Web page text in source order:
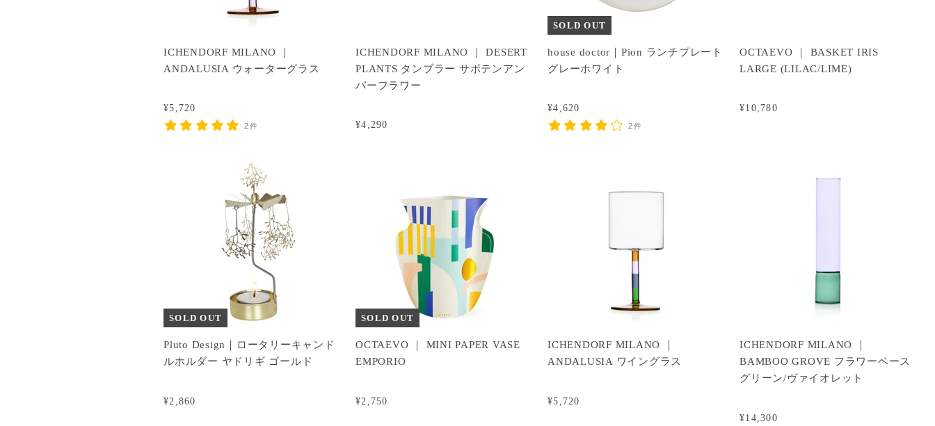
¥5,720
ICHENDORF MILANO ｜
ANDALUSIA ウォーターグラス
2件 ¥4,290
ICHENDORF MILANO ｜ DESERT
PLANTS タンブラー サボテンアン
バーフラワー
SOLD OUT
¥4,620
house doctor｜Pion ランチプレート
グレーホワイト
2件
¥10,780
OCTAEVO ｜ BASKET IRIS
LARGE (LILAC/LIME)
SOLD OUT
¥2,860
Pluto Design｜ロータリーキャンド
ルホルダー ヤドリギ ゴールド
SOLD OUT
¥2,750
OCTAEVO ｜ MINI PAPER VASE
EMPORIO
¥5,720
ICHENDORF MILANO ｜
ANDALUSIA ワイングラス
¥14,300
ICHENDORF MILANO ｜
BAMBOO GROVE フラワーベース
グリーン/ヴァイオレット